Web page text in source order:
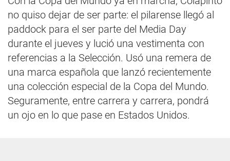
no quiso dejar de ser parte: el pilarense llegó al
paddock para el ser parte del Media Day
durante el jueves y lució una vestimenta con
referencias a la Selección. Usó una remera de
una marca española que lanzó recientemente
una colección especial de la Copa del Mundo.
Seguramente, entre carrera y carrera, pondrá
un ojo en lo que pase en Estados Unidos.